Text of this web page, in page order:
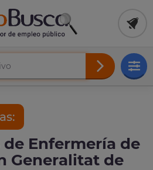
Enfermería de
Generalitat de